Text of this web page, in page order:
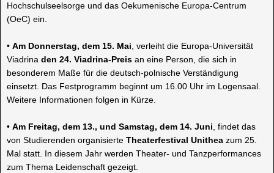
Hochschulseelsorge und das Oekumenische Europa-Centrum
(OeC) ein.
• Am Donnerstag, dem 15. Mai, verleiht die Europa-Universität
Viadrina den 24. Viadrina-Preis an eine Person, die sich in
besonderem Maße für die deutsch-polnische Verständigung
einsetzt. Das Festprogramm beginnt um 16.00 Uhr im Logensaal.
Weitere Informationen folgen in Kürze.
• Am Freitag, dem 13., und Samstag, dem 14. Juni, findet das
von Studierenden organisierte Theaterfestival Unithea zum 25.
Mal statt. In diesem Jahr werden Theater- und Tanzperformances
zum Thema Leidenschaft gezeigt.